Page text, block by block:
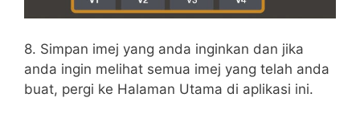
8. Simpan imej yang anda inginkan dan jika
anda ingin melihat semua imej yang telah anda
buat, pergi ke Halaman Utama di aplikasi ini.